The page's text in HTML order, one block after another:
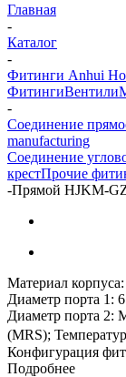
Главная
-
Каталог
-
Фитинги Anhui
ФитингиВентили
-
Соединение
manufacturing
Соединение
крестПрочие
-Прямой HJKM-
Материал
Диаметр порта 1:
Диаметр порта 2:
(MRS);
Конфигурация
Подробнее